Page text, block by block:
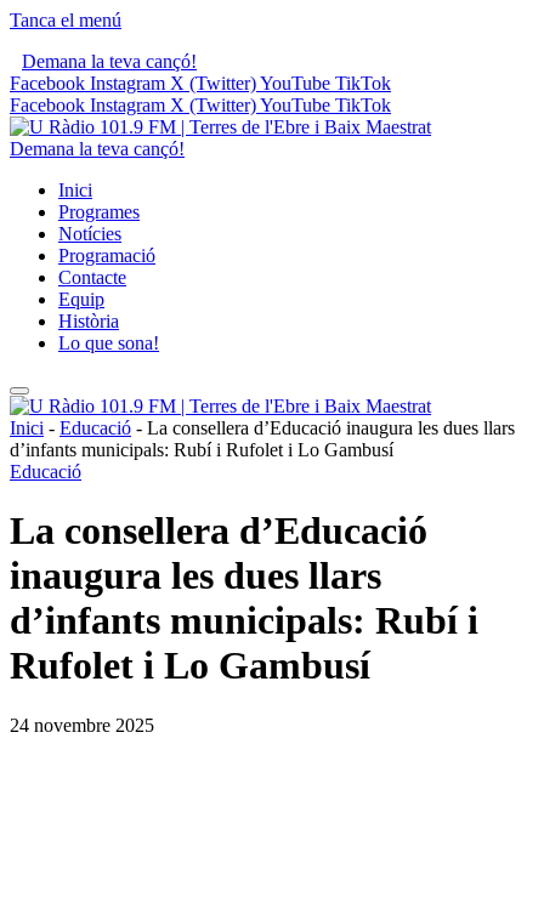
Tanca el menú
Demana la teva cançó!
Facebook Instagram X (Twitter)YouTube TikTok
Facebook Instagram X (Twitter)YouTube TikTok
Demana la teva cançó!
Inici
Programes
Notícies
Programació
Contacte
Equip
Història
Lo que sona!
Inici - Educació - La consellera d’Educació inaugura les dues llars
d’infants municipals: Rubí i Rufolet i Lo Gambusí
Educació
La consellera d’Educació
inaugura les dues llars
d’infants municipals: Rubí i
Rufolet i Lo Gambusí
24 novembre 2025